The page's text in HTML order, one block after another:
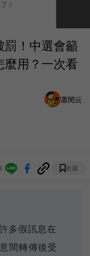
罰！中選會籲
麼用？一次看
蕭閔云
收藏
多假訊息在
間轉傳後受